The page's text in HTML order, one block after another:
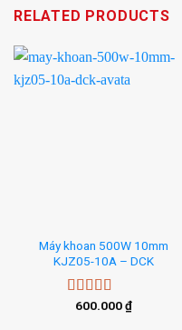
RELATED PRODUCTS
Máy khoan 500W 10mm
KJZ05-10A – DCK
Rated5.00
600.000₫